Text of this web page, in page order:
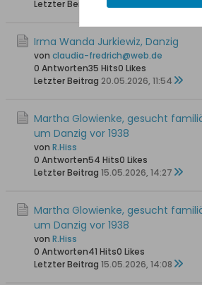
Letzter Beitrag
23.05.2026, 09:30
Irma Wanda Jurkiewiz, Danzig
von claudia-fredrich@web.de
0 Antworten35 Hits0 Likes
Letzter Beitrag 20.05.2026, 11:54
Martha Glowienke, gesucht
um Danzig vor 1938
von R.Hiss
0 Antworten54 Hits0 Likes
Letzter Beitrag 15.05.2026, 14:27
Martha Glowienke, gesucht
um Danzig vor 1938
von R.Hiss
0 Antworten41 Hits0 Likes
Letzter Beitrag 15.05.2026, 14:08